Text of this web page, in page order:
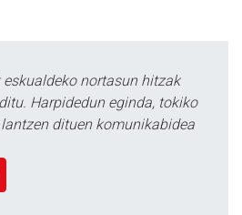
eskualdeko nortasun hitzak
Harpidedun eginda, tokiko
dituen komunikabidea